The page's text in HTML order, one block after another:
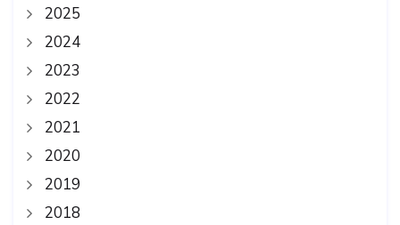
2025
2024
2023
2022
2021
2020
2019
2018